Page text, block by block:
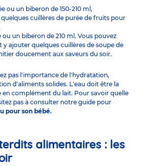
ou un biberon de 150-210 ml,
cuillères de purée de fruits pour
ou un biberon de 210 ml. Vous pouvez
y ajouter quelques cuillères de soupe de
doucement aux saveurs du soir.
pas l'importance de l'hydratation,
d'aliments solides. L'eau doit être la
en complément du lait. Pour savoir quelle
pas à consulter notre guide pour
pour son bébé.
alimentaires : les